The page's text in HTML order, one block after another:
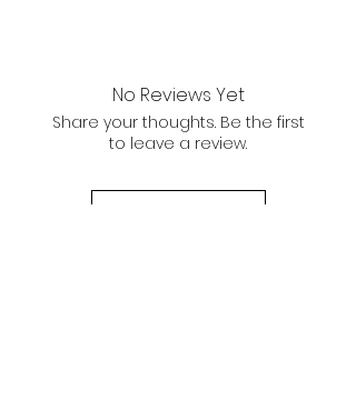
No Reviews Yet
Share your thoughts. Be the first
to leave a review.